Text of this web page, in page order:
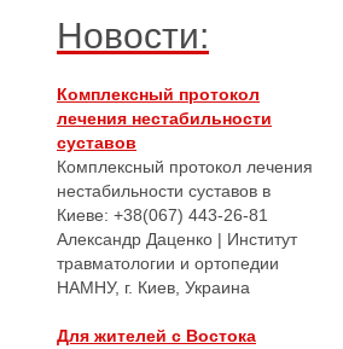
Новости:
Комплексный протокол
лечения нестабильности
суставов
Комплексный протокол лечения
нестабильности суставов в
Киеве: +38(067) 443-26-81
Александр Даценко | Институт
травматологии и ортопедии
НАМНУ, г. Киев, Украина
Для жителей с Востока